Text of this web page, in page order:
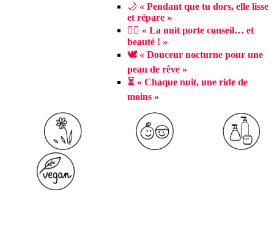
🌙 « Pendant que tu dors, elle lisse
et répare »
🧖‍♀️ « La nuit porte conseil… et
beauté ! »
🕊️ « Douceur nocturne pour une
peau de rêve »
⏳ « Chaque nuit, une ride de
moins »